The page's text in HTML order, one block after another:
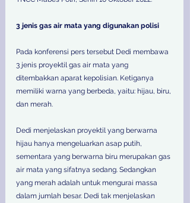
3 jenis gas air mata yang digunakan polisi
Pada konferensi pers tersebut Dedi membawa
3 jenis proyektil gas air mata yang
ditembakkan aparat kepolisian. Ketiganya
memiliki warna yang berbeda, yaitu: hijau, biru,
dan merah.
Dedi menjelaskan proyektil yang berwarna
hijau hanya mengeluarkan asap putih,
sementara yang berwarna biru merupakan gas
air mata yang sifatnya sedang. Sedangkan
yang merah adalah untuk mengurai massa
dalam jumlah besar. Dedi tak menjelaskan